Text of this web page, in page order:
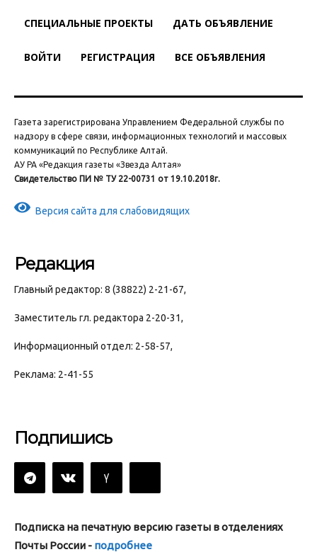
СПЕЦИАЛЬНЫЕ ПРОЕКТЫ ДАТЬ ОБЪЯВЛЕНИЕ
ВОЙТИ РЕГИСТРАЦИЯ ВСЕ ОБЪЯВЛЕНИЯ
Газета зарегистрирована Управлением Федеральной службы по
надзору в сфере связи, информационных технологий и массовых
коммуникаций по Республике Алтай.
АУ РА «Редакция газеты «Звезда Алтая»
Свидетельство ПИ № ТУ 22-00731 от 19.10.2018г.
Версия сайта для слабовидящих
Редакция
Главный редактор: 8 (38822) 2-21-67,
Заместитель гл. редактора 2-20-31,
Информационный отдел: 2-58-57,
Реклама: 2-41-55
Подпишись
Подписка на печатную версию газеты в отделениях
Почты России - подробнее